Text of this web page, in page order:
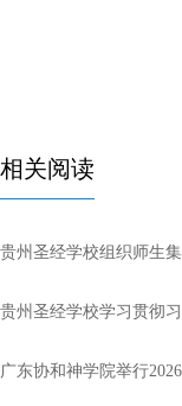
相关阅读
贵州圣经学校组织师生
贵州圣经学校学习贯彻
广东协和神学院举行